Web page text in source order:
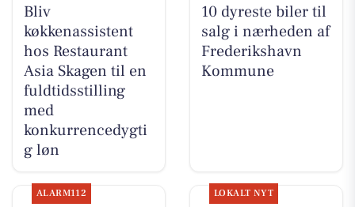
Bliv
køkkenassistent
hos Restaurant
Asia Skagen til en
fuldtidsstilling
med
konkurrencedygti
g løn
10 dyreste biler til
salg i nærheden af
Frederikshavn
Kommune
ALARM112 LOKALT NYT